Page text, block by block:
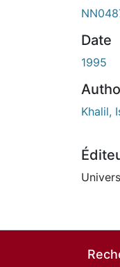
Date
1995
Khalil,